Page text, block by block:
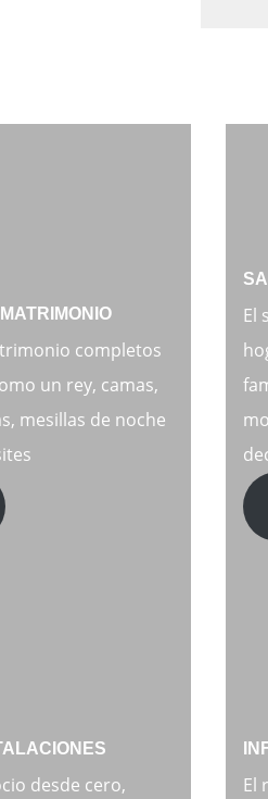
completos
un rey, camas,
mesillas de noche
desde cero,
El
El